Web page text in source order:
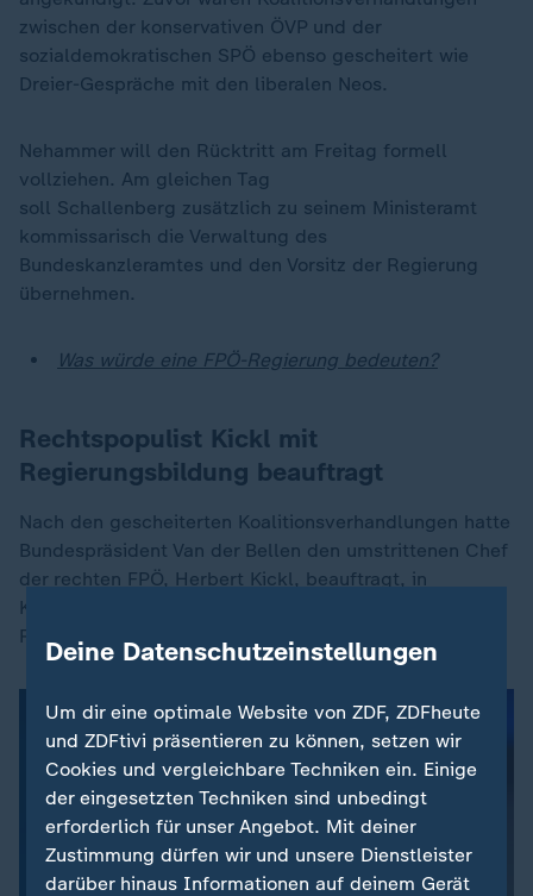
zwischen der konservativen ÖVP und der
sozialdemokratischen SPÖ ebenso gescheitert wie
Dreier-Gespräche mit den liberalen Neos.
Nehammer will den Rücktritt am Freitag formell
vollziehen. Am gleichen Tag
soll Schallenberg zusätzlich zu seinem Ministeramt
kommissarisch die Verwaltung des
Bundeskanzleramtes und den Vorsitz der Regierung
übernehmen.
Was würde eine FPÖ-Regierung bedeuten?
Rechtspopulist Kickl mit
Regierungsbildung beauftragt
Nach den gescheiterten Koalitionsverhandlungen hatte
Bundespräsident Van der Bellen den umstrittenen Chef
der rechten FPÖ, Herbert Kickl, beauftragt, in
Koalitionsgesprächen mit der ÖVP eine
Regierungsbildung auszuloten.
Deine Datenschutzeinstellungen
Um dir eine optimale Website von ZDF, ZDFheute
und ZDFtivi präsentieren zu können, setzen wir
Cookies und vergleichbare Techniken ein. Einige
der eingesetzten Techniken sind unbedingt
erforderlich für unser Angebot. Mit deiner
Zustimmung dürfen wir und unsere Dienstleister
darüber hinaus Informationen auf deinem Gerät